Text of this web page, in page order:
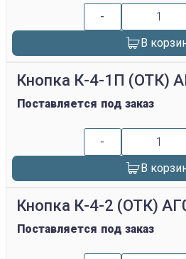
-
В
Кнопка К-4-1П (ОТК)
Поставляется под заказ
-
В
Кнопка К-4-2 (ОТК)
Поставляется под заказ